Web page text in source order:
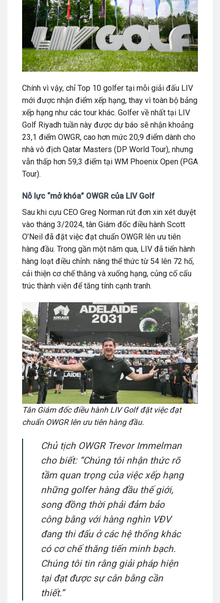
Chính vì vậy, chỉ Top 10 golfer tại mỗi giải đấu LIV
mới được nhận điểm xếp hạng, thay vì toàn bộ bảng
xếp hạng như các tour khác. Golfer về nhất tại LIV
Golf Riyadh tuần này được dự báo sẽ nhận khoảng
23,1 điểm OWGR, cao hơn mức 20,9 điểm dành cho
nhà vô địch Qatar Masters (DP World Tour), nhưng
vẫn thấp hơn 59,3 điểm tại WM Phoenix Open (PGA
Tour).
Nỗ lực “mở khóa” OWGR của LIV Golf
Sau khi cựu CEO Greg Norman rút đơn xin xét duyệt
vào tháng 3/2024, tân Giám đốc điều hành Scott
O’Neil đã đặt việc đạt chuẩn OWGR lên ưu tiên
hàng đầu. Trong gần một năm qua, LIV đã tiến hành
hàng loạt điều chỉnh: nâng thể thức từ 54 lên 72 hố,
cải thiện cơ chế thăng và xuống hạng, củng cố cấu
trúc thành viên để tăng tính cạnh tranh.
Tân Giám đốc điều hành LIV Golf đặt việc đạt
chuẩn OWGR lên ưu tiên hàng đầu.
Chủ tịch OWGR Trevor Immelman
cho biết: “Chúng tôi nhận thức rõ
tầm quan trọng của việc xếp hạng
những golfer hàng đầu thế giới,
song đồng thời phải đảm bảo
công bằng với hàng nghìn VĐV
đang thi đấu ở các hệ thống khác
có cơ chế thăng tiến minh bạch.
Chúng tôi tin rằng giải pháp hiện
tại đạt được sự cân bằng cần
thiết.”